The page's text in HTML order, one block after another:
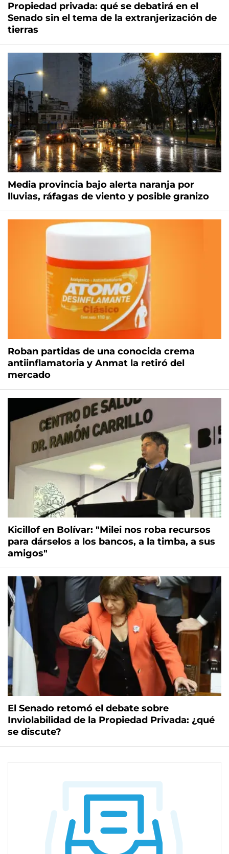
Propiedad privada: qué se debatirá en el
Senado sin el tema de la extranjerización de
tierras
Media provincia bajo alerta naranja por
lluvias, ráfagas de viento y posible granizo
Roban partidas de una conocida crema
antiinflamatoria y Anmat la retiró del
mercado
Kicillof en Bolívar: "Milei nos roba recursos
para dárselos a los bancos, a la timba, a sus
amigos"
El Senado retomó el debate sobre
Inviolabilidad de la Propiedad Privada: ¿qué
se discute?